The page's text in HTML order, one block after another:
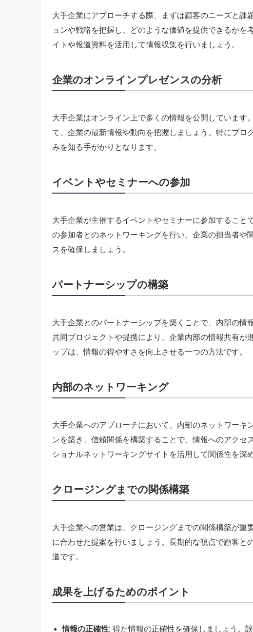
大手企業にアプローチする際、まずは顧客のニーズと課
ョンや戦略を把握し、どのような価値を提供できるか
イトや報道資料を活用して情報収集を行いましょう。
企業のオンラインプレゼンスの分析
大手企業はオンライン上で多くの情報を公開しています
て、企業の最新情報や動向を把握しましょう。特にブロ
みを知る手がかりとなります。
イベントやセミナーへの参加
大手企業が主催するイベントやセミナーに参加すること
の参加者とのネットワーキングを行い、企業の担当者や
スを確保しましょう。
パートナーシップの構築
大手企業とのパートナーシップを築くことで、内部の情
共同プロジェクトや提携により、企業内部の情報共有が
ップは、情報の得やすさを向上させる一つの方法です。
内部のネットワーキング
大手企業へのアプローチにおいて、内部のネットワーキ
ンを築き、信頼関係を構築することで、情報へのアクセ
ショナルネットワーキングサイトを活用して関係性を深
クロージングまでの関係構築
大手企業への営業は、クロージングまでの関係構築が重
に合わせた提案を行いましょう。長期的な視点で顧客と
道です。
成果を上げるためのポイント
情報の正確性: 得た情報の正確性を確保しましょう。